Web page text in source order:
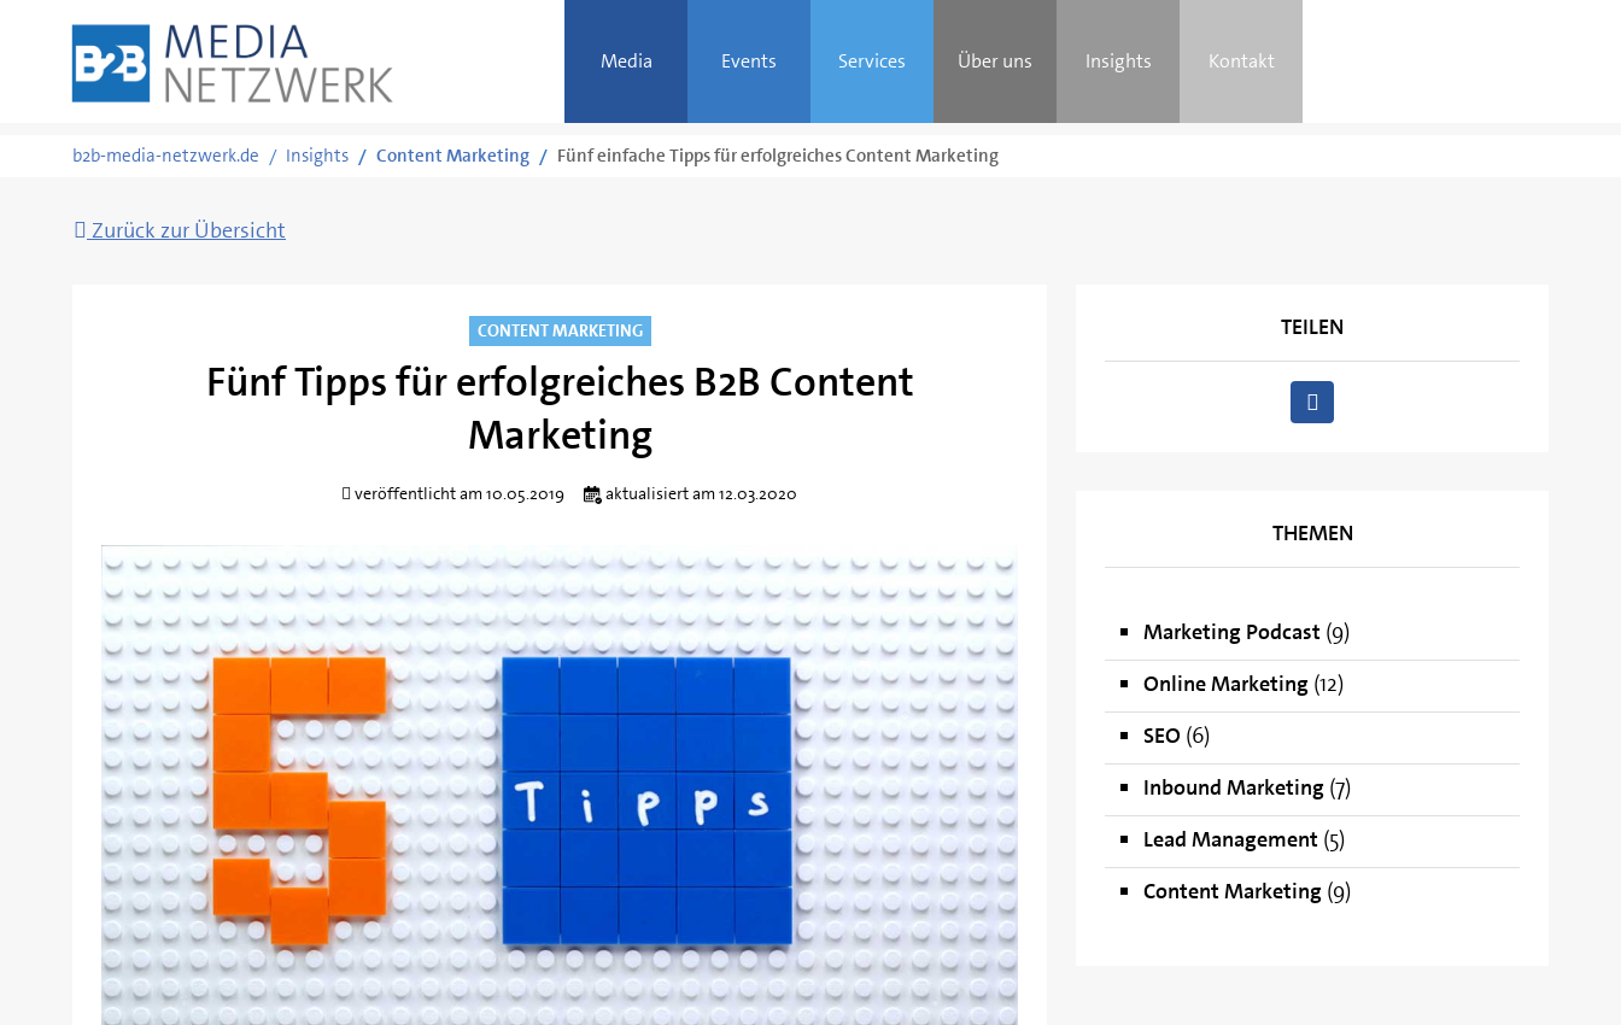
Media Events Services Über uns Insights Kontakt
b2b-media-netzwerk.de Insights Content Marketing Fünf einfache Tipps für erfolgreiches Content Marketing
Zurück zur Übersicht
CONTENT MARKETING
Fünf Tipps für erfolgreiches B2B Content
Marketing
VonSusanna
veröffentlicht am 10.05.2019 aktualisiert am 12.03.2020
TEILEN
THEMEN
Marketing Podcast (9)
Online Marketing (12)
SEO (6)
Inbound Marketing (7)
Lead Management (5)
Content Marketing (9)